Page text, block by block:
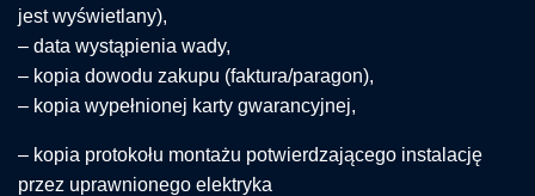
jest wyświetlany),
– data wystąpienia wady,
– kopia dowodu zakupu (faktura/paragon),
– kopia wypełnionej karty gwarancyjnej,
– kopia protokołu montażu potwierdzającego instalację
przez uprawnionego elektryka